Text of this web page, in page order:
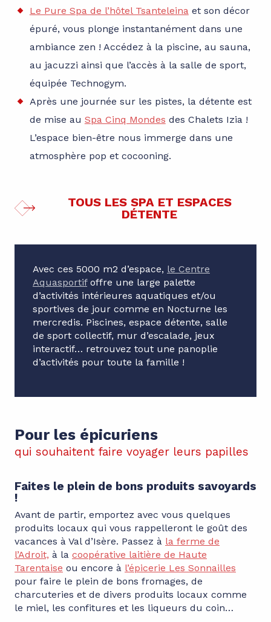
Le Pure Spa de l’hôtel Tsanteleina et son décor
épuré, vous plonge instantanément dans une
ambiance zen ! Accédez à la piscine, au sauna,
au jacuzzi ainsi que l’accès à la salle de sport,
équipée Technogym.
Après une journée sur les pistes, la détente est
de mise au Spa Cinq Mondes des Chalets Izia !
L’espace bien-être nous immerge dans une
atmosphère pop et cocooning.
TOUS LES SPA ET ESPACES
DÉTENTE
Avec ces 5000 m2 d’espace, le Centre
Aquasportifoffre une large palette
d’activités intérieures aquatiques et/ou
sportives de jour comme en Nocturne les
mercredis. Piscines, espace détente, salle
de sport collectif, mur d’escalade, jeux
interactif… retrouvez tout une panoplie
d’activités pour toute la famille !
Pour les épicuriens
qui souhaitent faire voyager leurs papilles
Faites le plein de bons produits savoyards
!
Avant de partir, emportez avec vous quelques
produits locaux qui vous rappelleront le goût des
vacances à Val d’Isère. Passez à la ferme de
l’Adroit, à la coopérative laitière de Haute
Tarentaise ou encore à l’épicerie Les Sonnailles
pour faire le plein de bons fromages, de
charcuteries et de divers produits locaux comme
le miel, les confitures et les liqueurs du coin…